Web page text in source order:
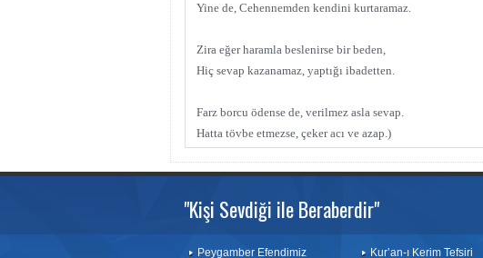
Yine de, Cehennemden kendini kurtaramaz.
Zira eğer haramla beslenirse bir beden,
Hiç sevap kazanamaz, yaptığı ibadetten.
Farz borcu ödense de, verilmez asla sevap.
Hatta tövbe etmezse, çeker acı ve azap.)
"Kişi Sevdiği ile Beraberdir"
Peygamber Efendimiz Kur’an-ı Kerim Tefsiri